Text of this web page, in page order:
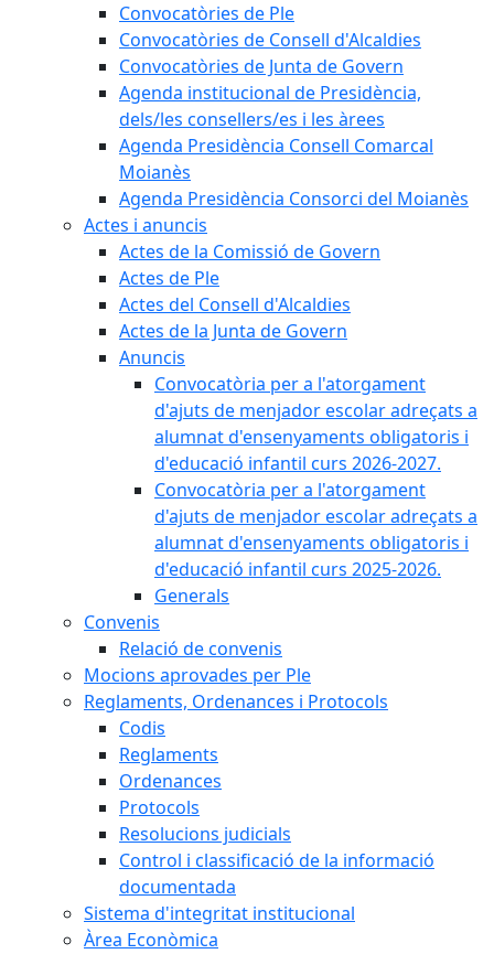
Convocatòries de Ple
Convocatòries de Consell d'Alcaldies
Convocatòries de Junta de Govern
Agenda institucional de Presidència,
dels/les consellers/es i les àrees
Agenda Presidència Consell Comarcal
Moianès
Agenda Presidència Consorci del Moianès
Actes i anuncis
Actes de la Comissió de Govern
Actes de Ple
Actes del Consell d'Alcaldies
Actes de la Junta de Govern
Anuncis
Convocatòria per a l'atorgament
d'ajuts de menjador escolar adreçats a
alumnat d'ensenyaments obligatoris i
d'educació infantil curs 2026-2027.
Convocatòria per a l'atorgament
d'ajuts de menjador escolar adreçats a
alumnat d'ensenyaments obligatoris i
d'educació infantil curs 2025-2026.
Generals
Convenis
Relació de convenis
Mocions aprovades per Ple
Reglaments, Ordenances i Protocols
Codis
Reglaments
Ordenances
Protocols
Resolucions judicials
Control i classificació de la informació
documentada
Sistema d'integritat institucional
Àrea Econòmica